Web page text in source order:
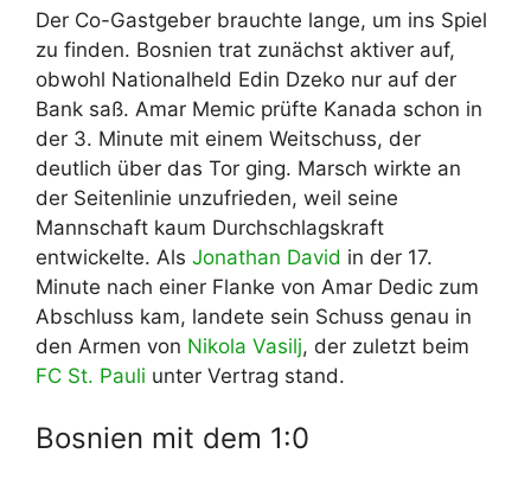
Der Co-Gastgeber brauchte lange, um ins Spiel
zu finden. Bosnien trat zunächst aktiver auf,
obwohl Nationalheld Edin Dzeko nur auf der
Bank saß. Amar Memic prüfte Kanada schon in
der 3. Minute mit einem Weitschuss, der
deutlich über das Tor ging. Marsch wirkte an
der Seitenlinie unzufrieden, weil seine
Mannschaft kaum Durchschlagskraft
entwickelte. Als Jonathan David in der 17.
Minute nach einer Flanke von Amar Dedic zum
Abschluss kam, landete sein Schuss genau in
den Armen von Nikola Vasilj, der zuletzt beim
FC St. Pauli unter Vertrag stand.
Bosnien mit dem 1:0